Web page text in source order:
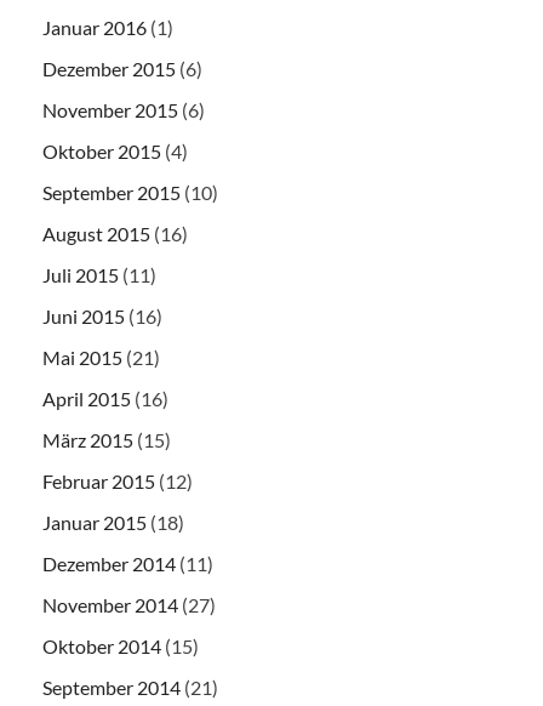
Januar 2016 (1)
Dezember 2015 (6)
November 2015 (6)
Oktober 2015 (4)
September 2015 (10)
August 2015 (16)
Juli 2015 (11)
Juni 2015 (16)
Mai 2015 (21)
April 2015 (16)
März 2015 (15)
Februar 2015 (12)
Januar 2015 (18)
Dezember 2014 (11)
November 2014 (27)
Oktober 2014 (15)
September 2014 (21)